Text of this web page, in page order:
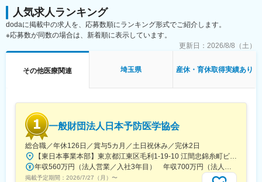
（平成26年）5月27日内閣府より公益財団法人の認定書の交付を
受け、6月2日に晴れて公益財団法人日本小動物医療センターが誕
生しました。ホームドクターとご家族との関係を尊重し、地域に
信頼される二次診療施設であり続け、エビデンス（根拠）に基づ
変更の範囲：会社の定める業務
専門診療機関です。
■当院の概要：
当財団は埼玉県所沢市の地に、動物の夜間救急診療および獣医師
からの依頼のみを受け専門診療を実施する、今までにない形態の
めに公益申請を行い、開設10年目という節目の年である2014年
生しました。ホームドクターとご家族との関係を尊重し、地域に
信頼される二次診療施設であり続け、エビデンス（根拠）に基づ
いた最先端の獣医療を実践します。
変更の範囲：会社の定める業務
人気求人ランキング
dodaに掲載中の求人を、応募数順にランキング形式でご紹介します。
※応募数が同数の場合は、新着順に表示しています。
更新日： 2026/8/8（土）
その他医療関連 埼玉県 産休・育休取得実績あり
一般財団法人日本予防医学協会
総合職／年休126日／賞与5カ月／土日祝休み／完休2日
【東日本事業本部】東京都江東区毛利1-19-10 江間忠錦糸町ビル※訪問先からの直行直帰が可能です！＜アクセス＞・JR総武線（快速・各駅停車）／東京メトロ半蔵門線 錦糸町駅より徒歩5分・東京メトロ半蔵門線／都営新宿線 住吉駅より徒歩5分※受動喫煙対策:屋内全面禁煙
年収560万円（法人営業／入社3年目） 年収700万円（法人営業・チームリーダー／入社5年目）
掲載予定期間： 2026/7/27（月） 〜